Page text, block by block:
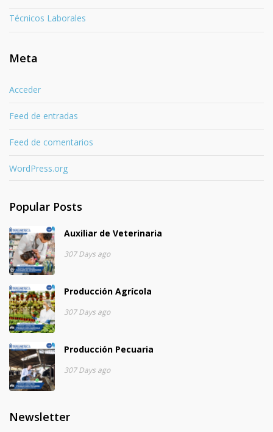
Técnicos Laborales
Meta
Acceder
Feed de entradas
Feed de comentarios
WordPress.org
Popular Posts
Auxiliar de Veterinaria
307 Days ago
Producción Agrícola
307 Days ago
Producción Pecuaria
307 Days ago
Newsletter